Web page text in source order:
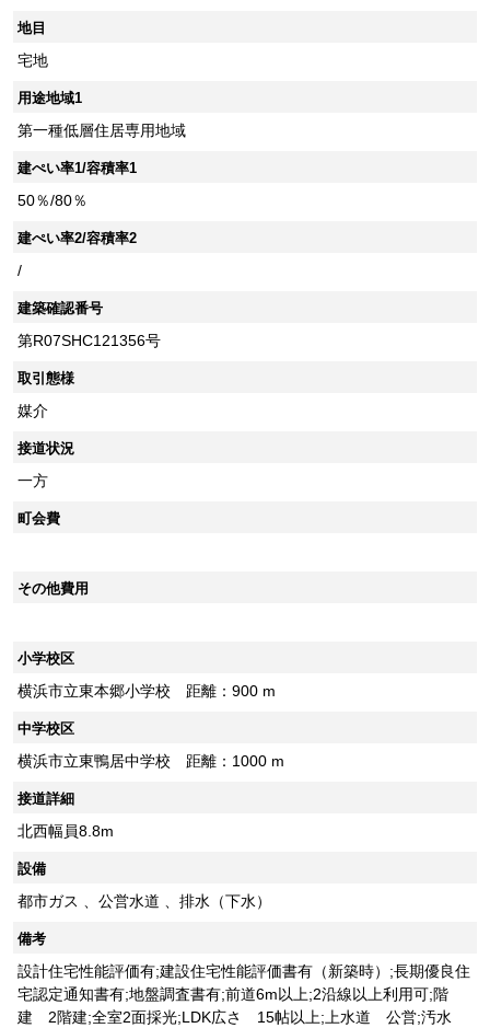
地目
宅地
用途地域1
第一種低層住居専用地域
建ぺい率1/容積率1
50％/80％
建ぺい率2/容積率2
/
建築確認番号
第R07SHC121356号
取引態様
媒介
接道状況
一方
町会費
その他費用
小学校区
横浜市立東本郷小学校 距離：900 m
中学校区
横浜市立東鴨居中学校 距離：1000 m
接道詳細
北西幅員8.8m
設備
都市ガス 、公営水道 、排水（下水）
備考
設計住宅性能評価有;建設住宅性能評価書有（新築時）;長期優良住
宅認定通知書有;地盤調査書有;前道6m以上;2沿線以上利用可;階
建 2階建;全室2面採光;LDK広さ 15帖以上;上水道 公営;汚水